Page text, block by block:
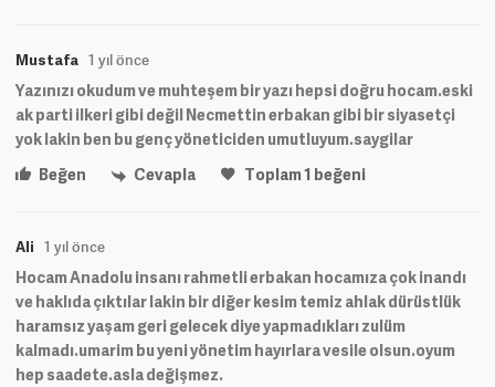
Mustafa 1 yıl önce
Yazınızı okudum ve muhteşem bir yazı hepsi doğru hocam.eski
ak parti ilkeri gibi değil Necmettin erbakan gibi bir siyasetçi
yok lakin ben bu genç yöneticiden umutluyum.saygilar
Beğen
Cevapla Toplam1 beğeni
Ali 1 yıl önce
Hocam Anadolu insanı rahmetli erbakan hocamıza çok inandı
ve haklıda çıktılar lakin bir diğer kesim temiz ahlak dürüstlük
haramsız yaşam geri gelecek diye yapmadıkları zulüm
kalmadı.umarim bu yeni yönetim hayırlara vesile olsun.oyum
hep saadete.asla değişmez.